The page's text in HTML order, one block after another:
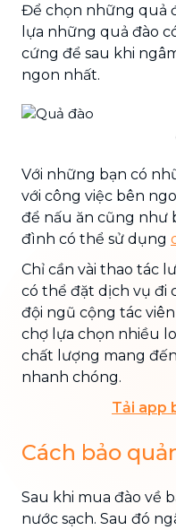
Để chọn những quả
lựa những quả đào
cứng để sau khi
ngon nhất.
Với những bạn có
với công việc bên
để nấu ăn cũng như
đình có thể sử dụng
Chỉ cần vài thao tác
có thể đặt dịch vụ đi
đội ngũ cộng tác
chợ lựa chọn nhiều
chất lượng mang
nhanh chóng.
Tải app
Cách bảo
Sau khi mua đào về
nước sạch. Sau đó